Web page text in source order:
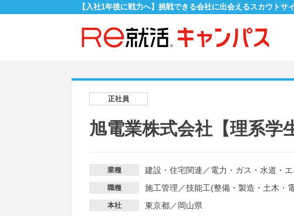
【入社1年後に戦力へ】挑戦できる会社に出会えるスカウトサ
正社員
旭電業株式会社【理系学
業種 建設・住宅関連 ／電力・ガス・水道・
職種 施工管理 ／技能工(整備・製造・土木・
本社 東京都／岡山県